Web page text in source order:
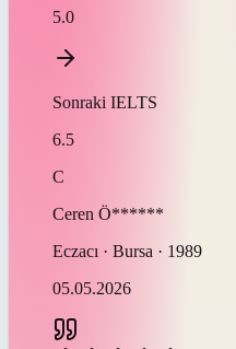
5.0
Sonraki IELTS
6.5
C
Ceren Ö******
Eczacı · Bursa · 1989
05.05.2026